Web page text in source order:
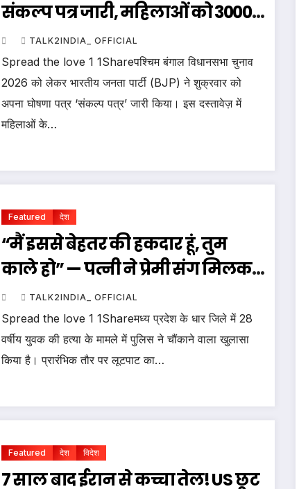
संकल्प पत्र जारी, महिलाओं को ₹3000
और UCC लागू करने का वादा
TALK2INDIA_ OFFICIAL
Spread the love 1 1Shareपश्चिम बंगाल विधानसभा चुनाव
2026 को लेकर भारतीय जनता पार्टी (BJP) ने शुक्रवार को
अपना घोषणा पत्र ‘संकल्प पत्र’ जारी किया। इस दस्तावेज़ में
महिलाओं के…
Featured देश
“मैं इससे बेहतर की हकदार हूं, तुम
काले हो” — पत्नी ने प्रेमी संग मिलकर
पति की हत्या कराई
TALK2INDIA_ OFFICIAL
Spread the love 1 1Shareमध्य प्रदेश के धार जिले में 28
वर्षीय युवक की हत्या के मामले में पुलिस ने चौंकाने वाला खुलासा
किया है। प्रारंभिक तौर पर लूटपाट का…
Featured देश विदेश
7 साल बाद ईरान से कच्चा तेल! US छूट